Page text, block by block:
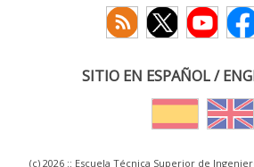
SITIO EN ESPAÑOL /
(c) 2026 :: Escuela Técnica Superior de